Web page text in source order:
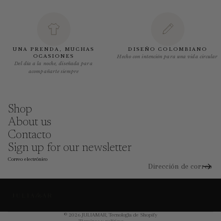
UNA PRENDA, MUCHAS
OCASIONES
Del día a la noche, diseñada para
acompañarte siempre
DISEÑO COLOMBIANO
Hecho con intención para una vida circular
Shop
About us
Contacto
Sign up for our newsletter
Correo electrónico
© 2026 JULIAMAR, Tecnología de Shopify